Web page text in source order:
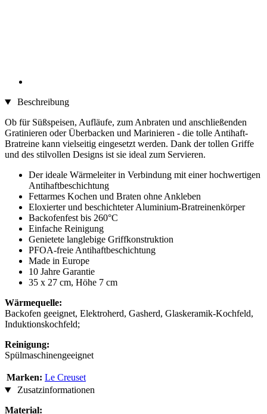
Beschreibung
Ob für Süßspeisen, Aufläufe, zum Anbraten und anschließenden
Gratinieren oder Überbacken und Marinieren - die tolle Antihaft-
Bratreine kann vielseitig eingesetzt werden. Dank der tollen Griffe
und des stilvollen Designs ist sie ideal zum Servieren.
Der ideale Wärmeleiter in Verbindung mit einer hochwertigen
Antihaftbeschichtung
Fettarmes Kochen und Braten ohne Ankleben
Eloxierter und beschichteter Aluminium-Bratreinenkörper
Backofenfest bis 260°C
Einfache Reinigung
Genietete langlebige Griffkonstruktion
PFOA-freie Antihaftbeschichtung
Made in Europe
10 Jahre Garantie
35 x 27 cm, Höhe 7 cm
Wärmequelle:
Backofen geeignet, Elektroherd, Gasherd, Glaskeramik-Kochfeld,
Induktionskochfeld;
Reinigung:
Spülmaschinengeeignet
Marken: Le Creuset
Zusatzinformationen
Material: